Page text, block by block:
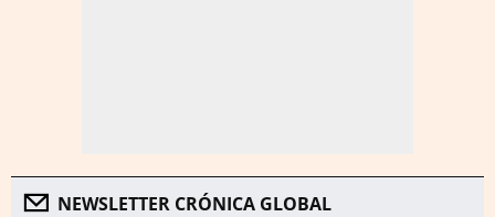
NEWSLETTER CRÓNICA GLOBAL